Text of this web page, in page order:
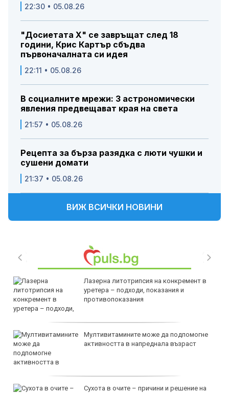
22:30 • 05.08.26
"Досиетата Х" се завръщат след 18
години, Крис Картър сбъдва
първоначалната си идея
22:11 • 05.08.26
В социалните мрежи: 3 астрономически
явления предвещават края на света
21:57 • 05.08.26
Рецепта за бърза разядка с люти чушки и
сушени домати
21:37 • 05.08.26
ВИЖ ВСИЧКИ НОВИНИ
Лазерна литотрипсия на конкремент в
уретера – подходи, показания и
противопоказания
Мултивитамините може да подпомогне
активността в напреднала възраст
Сухота в очите – причини и решение на